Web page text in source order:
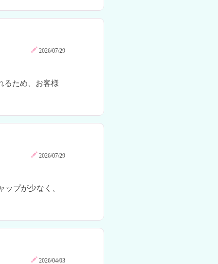
2026/07/29
るため、お客様
2026/07/29
プが少なく、
2026/04/03